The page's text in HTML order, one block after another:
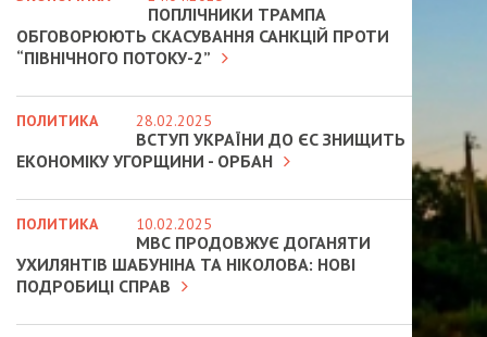
ПОПЛІЧНИКИ ТРАМПА
ОБГОВОРЮЮТЬ СКАСУВАННЯ САНКЦІЙ ПРОТИ
“ПІВНІЧНОГО ПОТОКУ-2”
ПОЛИТИКА 28.02.2025
ВСТУП УКРАЇНИ ДО ЄС ЗНИЩИТЬ
ЕКОНОМІКУ УГОРЩИНИ - ОРБАН
ПОЛИТИКА 10.02.2025
МВС ПРОДОВЖУЄ ДОГАНЯТИ
УХИЛЯНТІВ ШАБУНІНА ТА НІКОЛОВА: НОВІ
ПОДРОБИЦІ СПРАВ